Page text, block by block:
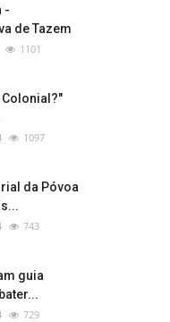
-
de Tazem
1101
1097
da Póvoa
743
guia
729